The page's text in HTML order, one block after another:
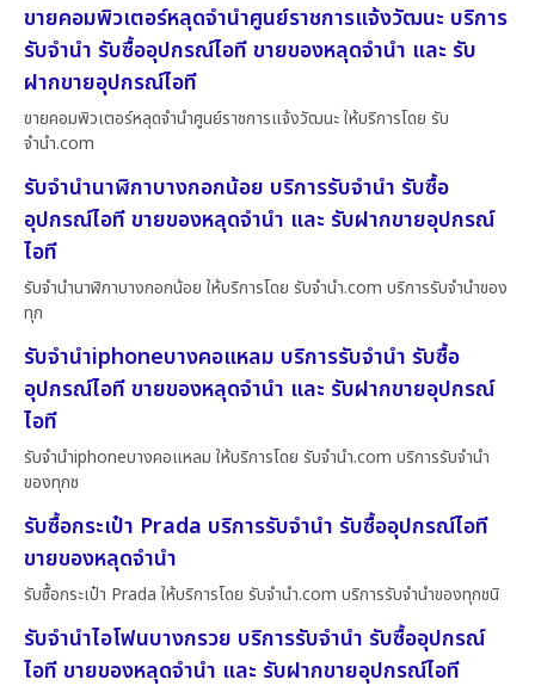
ขายคอมพิวเตอร์หลุดจำนำศูนย์ราชการแจ้งวัฒนะ บริการ
รับจำนำ รับซื้ออุปกรณ์ไอที ขายของหลุดจำนำ และ รับ
ฝากขายอุปกรณ์ไอที
ขายคอมพิวเตอร์หลุดจำนำศูนย์ราชการแจ้งวัฒนะ ให้บริการโดย รับ
จํานํา.com
รับจำนำนาฬิกาบางกอกน้อย บริการรับจำนำ รับซื้อ
อุปกรณ์ไอที ขายของหลุดจำนำ และ รับฝากขายอุปกรณ์
ไอที
รับจำนำนาฬิกาบางกอกน้อย ให้บริการโดย รับจํานํา.com บริการรับจำนำของ
ทุก
รับจำนำiphoneบางคอแหลม บริการรับจำนำ รับซื้อ
อุปกรณ์ไอที ขายของหลุดจำนำ และ รับฝากขายอุปกรณ์
ไอที
รับจำนำiphoneบางคอแหลม ให้บริการโดย รับจํานํา.com บริการรับจำนำ
ของทุกช
รับซื้อกระเป๋า Prada บริการรับจำนำ รับซื้ออุปกรณ์ไอที
ขายของหลุดจำนำ
รับซื้อกระเป๋า Prada ให้บริการโดย รับจํานํา.com บริการรับจำนำของทุกชนิ
รับจำนำไอโฟนบางกรวย บริการรับจำนำ รับซื้ออุปกรณ์
ไอที ขายของหลุดจำนำ และ รับฝากขายอุปกรณ์ไอที